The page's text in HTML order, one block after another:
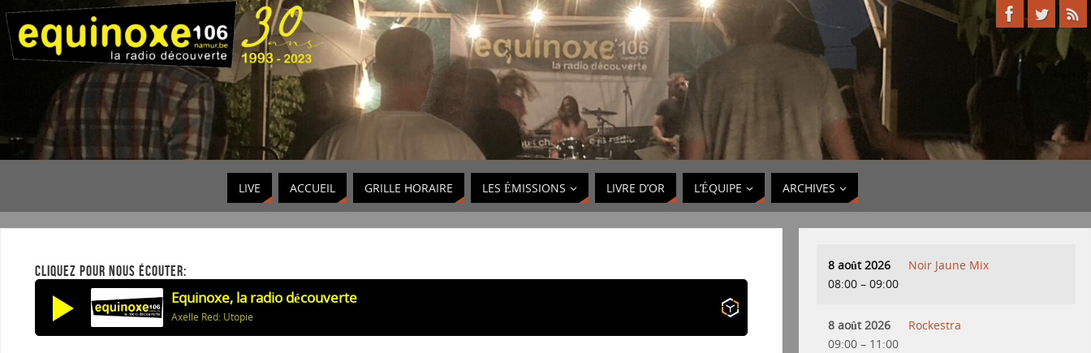
LIVE ACCUEIL GRILLE HORAIRE LES ÉMISSIONS LIVRE D’OR L’ÉQUIPE ARCHIVES
CLIQUEZ POUR NOUS ÉCOUTER:
Equinoxe, la radio découverte
Axelle Red: Utopie
8 août 2026
08:00 – 09:00
Noir Jaune Mix
8 août 2026
09:00 – 11:00
Rockestra